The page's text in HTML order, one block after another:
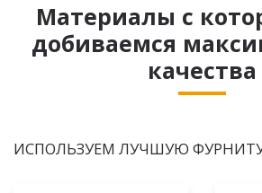
Материалы с
добиваемся
качества
ИСПОЛЬЗУЕМ ЛУЧШУЮ